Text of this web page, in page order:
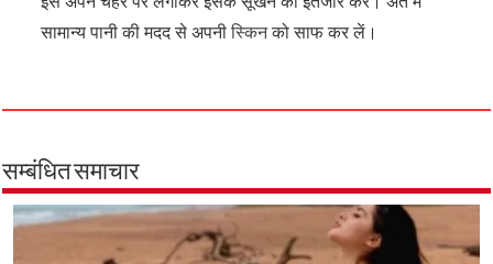
सामान्य पानी की मदद से अपनीस्किनको साफ कर लें।
सम्बंधित समाचार